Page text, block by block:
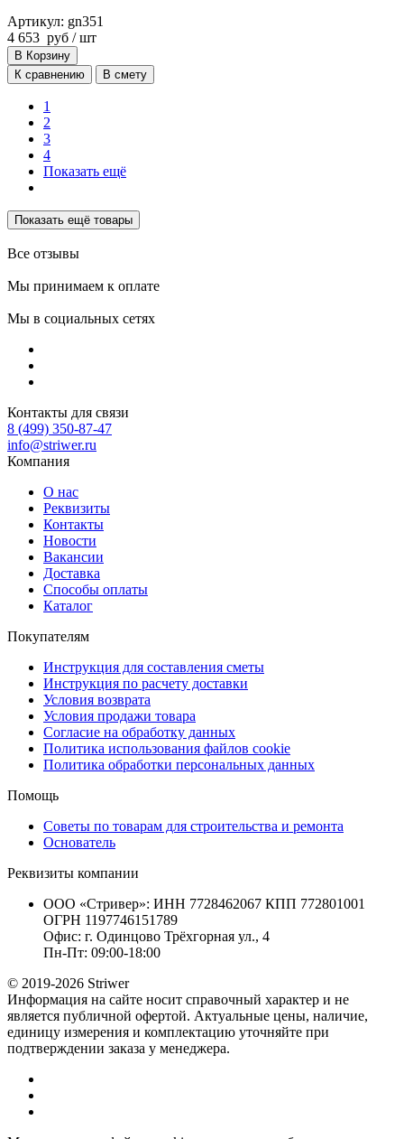
Артикул: gn351
4 653 руб / шт
В Корзину
К сравнению
В смету
1
2
3
4
Показать ещё
Показать ещё товары
Все отзывы
Мы принимаем к оплате
Мы в социальных сетях
Контакты для связи
8 (499) 350-87-47
info@striwer.ru
Компания
О нас
Реквизиты
Контакты
Новости
Вакансии
Доставка
Способы оплаты
Каталог
Покупателям
Инструкция для составления сметы
Инструкция по расчету доставки
Условия возврата
Условия продажи товара
Согласие на обработку данных
Политика использования файлов cookie
Политика обработки персональных данных
Помощь
Советы по товарам для строительства и ремонта
Основатель
Реквизиты компании
ООО «Стривер»: ИНН 7728462067 КПП 772801001
ОГРН 1197746151789
Офис: г. Одинцово Трёхгорная ул., 4
Пн-Пт: 09:00-18:00
© 2019-2026 Striwer
Информация на сайте носит справочный характер и не
является публичной офертой. Актуальные цены, наличие,
единицу измерения и комплектацию уточняйте при
подтверждении заказа у менеджера.